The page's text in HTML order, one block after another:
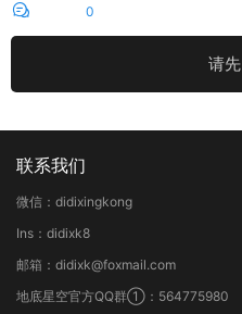
0
请先
联系我们
微信：didixingkong
Ins：didixk8
邮箱：didixk@foxmail.com
地底星空官方QQ群①：564775980